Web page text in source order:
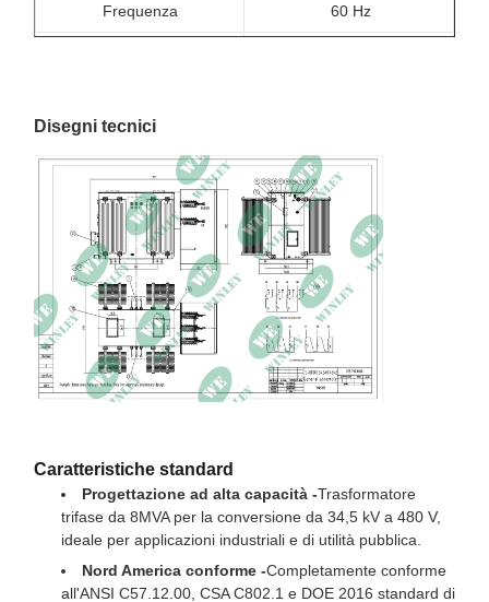
Frequenza 60 Hz
Classificazione di
Materiale di avvolgimento Cooper.
Percentuale di efficienza 99.41%
Nessuna perdita di carico
(in watt)
2,200 watt
Perdita di carico totale (in
watt) al 100%
23450 Watt
Dimensioni* 83 L x 75 D x 75 W
Disegni tecnici
Caratteristiche standard
Progettazione ad alta capacità -Trasformatore
trifase da 8MVA per la conversione da 34,5 kV a 480 V,
ideale per applicazioni industriali e di utilità pubblica.
Nord America conforme -Completamente conforme
all'ANSI C57.12.00, CSA C802.1 e DOE 2016 standard di